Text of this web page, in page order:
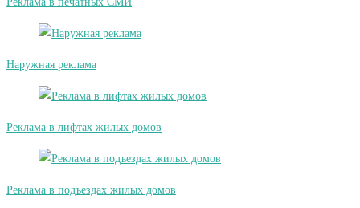
Наружная реклама
Реклама в лифтах жилых домов
Реклама в подъездах жилых домов